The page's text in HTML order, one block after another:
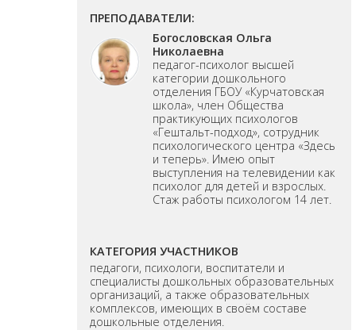
ПРЕПОДАВАТЕЛИ:
Богословская Ольга
Николаевна
педагог-психолог высшей
категории дошкольного
отделения ГБОУ «Курчатовская
школа», член Общества
практикующих психологов
«Гештальт-подход», сотрудник
психологического центра «Здесь
и теперь». Имею опыт
выступления на телевидении как
психолог для детей и взрослых.
Стаж работы психологом 14 лет.
КАТЕГОРИЯ УЧАСТНИКОВ
педагоги, психологи, воспитатели и
специалисты дошкольных образовательных
организаций, а также образовательных
комплексов, имеющих в своём составе
дошкольные отделения.